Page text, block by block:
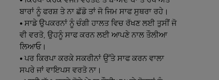
ਬਾਰਾਂ ਨੂੰ ਫਰਸ਼ ਤੇ ਨਾ ਛੱਡੋ ਤਾਂ ਜੋ ਜਿਮ ਸਾਫ ਸੁਥਰਾ ਰਹੇ।
• ਸਾਡੇ ਉਪਕਰਨਾਂ ਨੂੰ ਚੰਗੀ ਹਾਲਤ ਵਿਚ ਰੱਖਣ ਲਈ ਤੁਸੀਂ ਜੋ
ਵੀ ਵਰਤੋ, ਉਹਨੂੰ ਸਾਫ ਕਰਨ ਲਈ ਆਪਣੇ ਨਾਲ ਤੌਲੀਆ
ਲਿਆਓ।
• ਪਰ ਕਿਰਪਾ ਕਰਕੇ ਸਕਰੀਨਾਂ ਉੱਤੇ ਸਾਫ ਕਰਨ ਵਾਲਾ
ਸਪਰੇ ਜਾਂ ਵਾਇਪਸ ਵਰਤੋ ਨਾ।